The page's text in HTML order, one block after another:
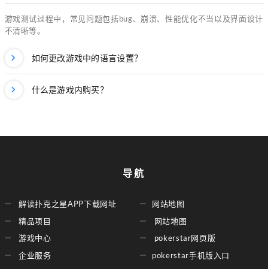
游戏测试过程中，常见问题包括bug、崩溃、性能优化不当以及界面设计
不清晰等。
如何更改游戏中的语言设置？
什么是游戏内购买？
导航
解读扑克之星APP下载网址
精品项目
游戏中心
企业服务
网站地图
网站地图
pokerstar网页版
pokerstar手机版入口